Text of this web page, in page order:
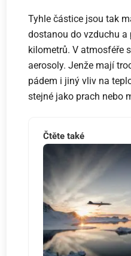
Tyhle částice jsou tak
dostanou do vzduchu
kilometrů. V atmosféře
aerosoly. Jenže mají
pádem i jiný vliv na
stejné jako prach nebo
Čtěte také